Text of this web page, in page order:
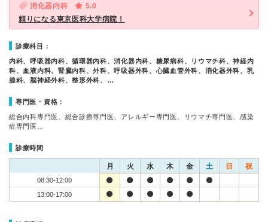
消化器内科
5.0
頼りになる東京医科大学病院！
診療科目：
内科、呼吸器内科、循環器内科、消化器内科、糖尿病科、リウマチ科、神経内
科、血液内科、腎臓内科、外科、呼吸器外科、心臓血管外科、消化器外科、乳
腺科、脳神経外科、整形外科、…
専門医・資格：
総合内科専門医、総合診療専門医、アレルギー専門医、リウマチ専門医、感染
症専門医…
診療時間
月 火 水 木 金 土 日 祝
08:30-12:00
13:00-17:00